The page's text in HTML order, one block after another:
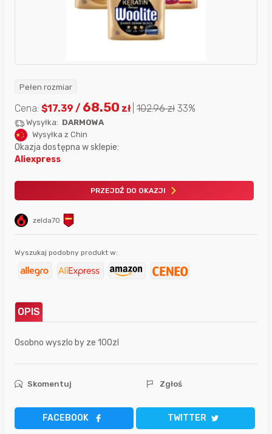
Pełen rozmiar
zelda70
Cena: $17.39 / 68.50 zł 102.96zł 33%
Wysyłka: DARMOWA
Wysyłka z Chin
Okazja dostępna w sklepie:
Aliexpress
PRZEJDŹ DO OKAZJI
Wyszukaj podobny produkt w:
OPIS
Osobno wyszlo by ze 100zl
Skomentuj Zgłoś
FACEBOOK TWITTER